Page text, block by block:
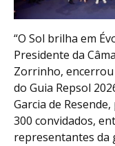
“O Sol brilha em
Presidente da
Zorrinho, encerrou
do Guia Repsol
Garcia de
300 convidados,
representantes da